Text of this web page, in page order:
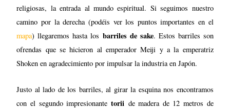
religiosas, la entrada al mundo espiritual. Si seguimos nuestro
camino por la derecha (podéis ver los puntos importantes en el
mapa) llegaremos hasta los barriles de sake. Estos barriles son
ofrendas que se hicieron al emperador Meiji y a la emperatriz
Shoken en agradecimiento por impulsar la industria en Japón.
Justo al lado de los barriles, al girar la esquina nos encontramos
con el segundo impresionante torii de madera de 12 metros de